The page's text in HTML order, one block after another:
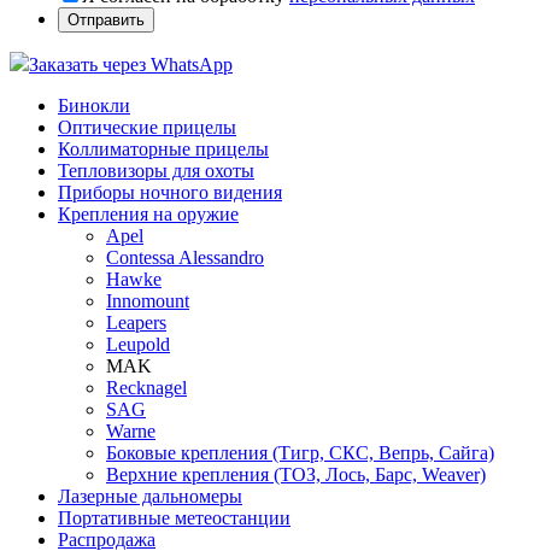
Заказать через WhatsApp
Бинокли
Оптические прицелы
Коллиматорные прицелы
Тепловизоры для охоты
Приборы ночного видения
Крепления на оружие
Apel
Contessa Alessandro
Hawke
Innomount
Leapers
Leupold
MAK
Recknagel
SAG
Warne
Боковые крепления (Тигр, СКС, Вепрь, Сайга)
Верхние крепления (ТОЗ, Лось, Барс, Weaver)
Лазерные дальномеры
Портативные метеостанции
Распродажа